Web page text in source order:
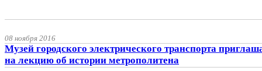
08 ноября 2016
Музей городского электрического транспорта
на лекцию об истории метрополитена